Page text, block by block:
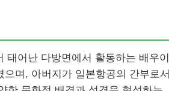
태어난 다방면에서 활동하는 배우이
며, 아버지가 일본항공의 간부로서